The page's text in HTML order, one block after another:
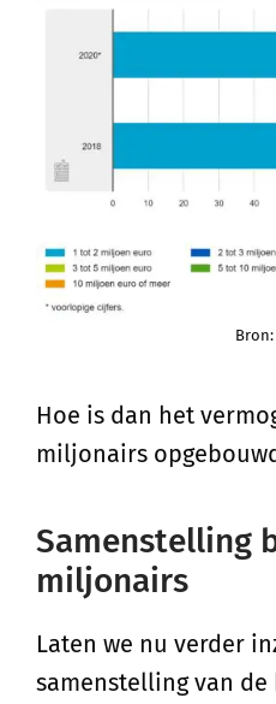
Bron:
Hoe is dan het
miljonairs
Samenstelling
miljonairs
Laten we nu verder
samenstelling van